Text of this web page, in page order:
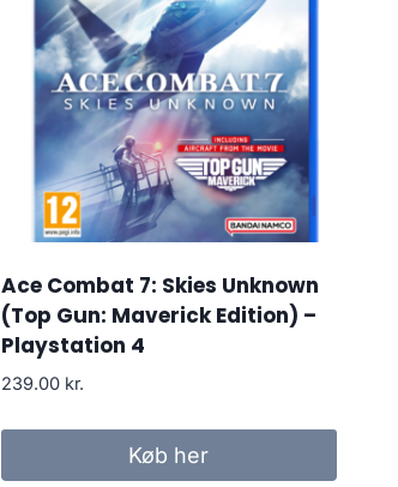
Ace Combat 7: Skies Unknown
(Top Gun: Maverick Edition) –
Playstation 4
239.00 kr.
Køb her